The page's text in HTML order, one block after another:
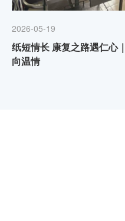
2026-05-19
纸短情长 康复之路遇仁心
向温情